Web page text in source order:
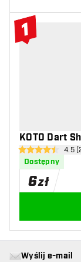
1
#1 Top 10
KOTO Dart
4.5 gwiazdki oceny
4.5
Dostępny
6zł
Wyślij e-mail